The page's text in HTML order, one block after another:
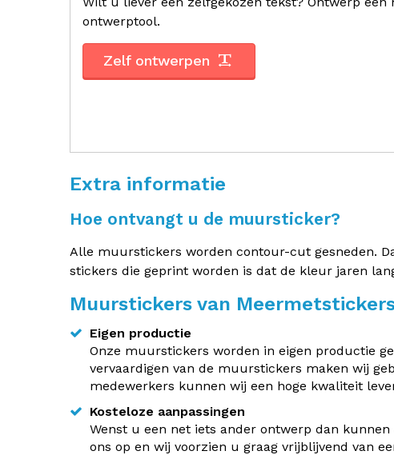
ontwerptool.
Zelf ontwerpen
Extra informatie
Hoe ontvangt u de muursticker?
Alle muurstickers worden contour-cut gesneden.
stickers die geprint worden is dat de kleur jaren
Muurstickers van
Eigen productie
Onze muurstickers worden in eigen productie
vervaardigen van de muurstickers maken wij
medewerkers kunnen wij een hoge kwaliteit
Kosteloze aanpassingen
Wenst u een net iets ander ontwerp dan
ons op en wij voorzien u graag vrijblijvend van